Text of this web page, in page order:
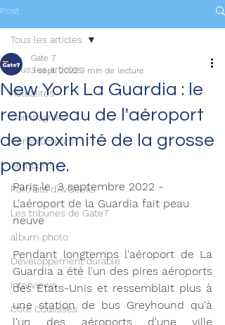
Post
Tous les articles
Actualités
Compagnies
Constructeurs
Aéroports
Portraits d'AvGeeks
Les tribunes de Gate7
album photo
Développement durable
Interviews
Coté Coulisses
Tous les articles
New York La Guardia : le
renouveau de l'aéroport
de proximité de la grosse
pomme.
Gate 7
3 sept. 20223 min de lecture
Paris le  3 septembre 2022 -
L'aéroport de la Guardia fait peau
neuve
Pendant longtemps l'aéroport de La
Guardia a été l'un des pires aéroports
des Etats-Unis et ressemblait plus à
une station de bus Greyhound qu'à
l'un des aéroports d'une ville